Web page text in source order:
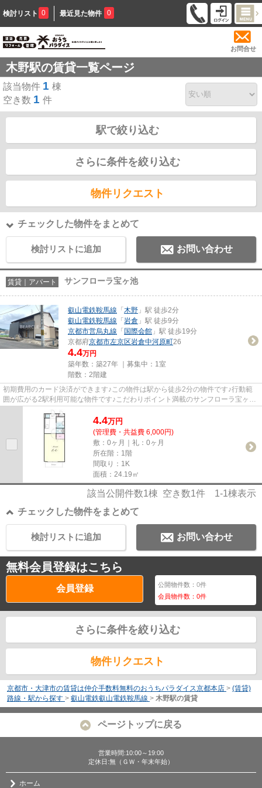
検討リスト 0 最近見た物件 0
お問合せ
木野駅の賃貸一覧ページ
該当物件 1 棟
空き数 1 件
駅で絞り込む
さらに条件を絞り込む
物件リクエスト
チェックした物件をまとめて
検討リストに追加 お問い合わせ
賃貸｜アパート サンフローラ宝ヶ池
叡山電鉄鞍馬線 「 木野 」駅 徒歩2分
叡山電鉄鞍馬線 「 岩倉 」駅 徒歩9分
京都市営烏丸線 「 国際会館 」駅 徒歩19分
京都府京都市左京区岩倉中河原町26
4.4万円
築年数：築27年 ｜募集中： 1室
階数：2階建
初期費用のカード決済ができます♪この物件は駅から徒歩2分の物件です♪行動範
囲が広がる2駅利用可能な物件です♪こだわりポイント満載のサンフローラ宝ヶ池
♪気になる情報を見つけたら、...
4.4万円
(管理費・共益費 6,000円)
敷：0ヶ月｜礼：0ヶ月
所在階：1階
間取り：1K
面積：24.19㎡
該当公開件数1棟 空き数1件 1-1棟表示
チェックした物件をまとめて
お問い合わせ
検討リストに追加
無料会員登録はこちら
会員登録 公開物件数：0件
会員物件数：0件
さらに条件を絞り込む
物件リクエスト
京都市・大津市の賃貸は仲介手数料無料のおうちパラダイス京都本店 > (賃貸)
路線・駅から探す > 叡山電鉄叡山電鉄鞍馬線 > 木野駅の賃貸
ページトップに戻る
営業時間:10:00～19:00
定休日:無（ＧＷ・年末年始）
ホーム